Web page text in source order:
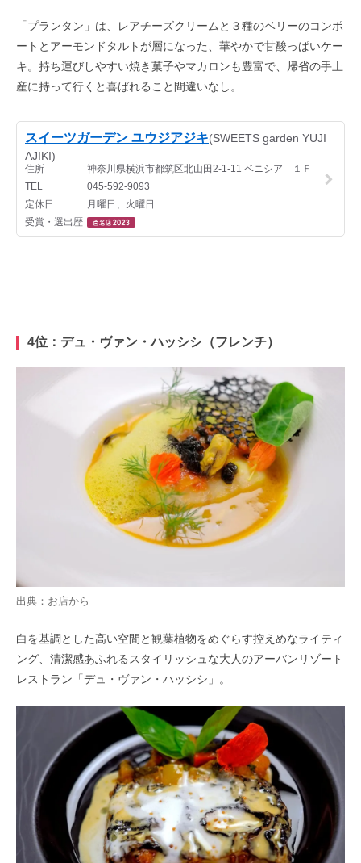
「プランタン」は、レアチーズクリームと３種のベリーのコンポ
ートとアーモンドタルトが層になった、華やかで甘酸っぱいケー
キ。持ち運びしやすい焼き菓子やマカロンも豊富で、帰省の手土
産に持って行くと喜ばれること間違いなし。
4位：デュ・ヴァン・ハッシシ（フレンチ）
出典：お店から
白を基調とした高い空間と観葉植物をめぐらす控えめなライティ
ング、清潔感あふれるスタイリッシュな大人のアーバンリゾート
レストラン「デュ・ヴァン・ハッシシ」。